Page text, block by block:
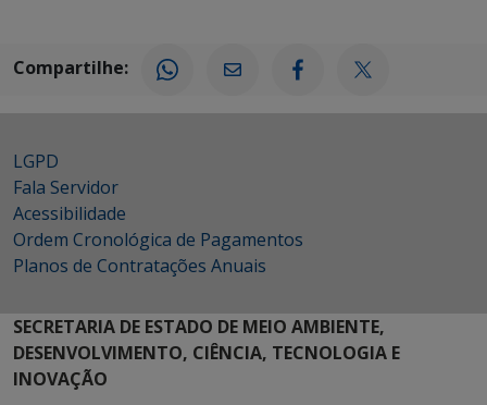
Compartilhe:
LGPD
Fala Servidor
Acessibilidade
Ordem Cronológica de Pagamentos
Planos de Contratações Anuais
SECRETARIA DE ESTADO DE MEIO AMBIENTE,
DESENVOLVIMENTO, CIÊNCIA, TECNOLOGIA E
INOVAÇÃO